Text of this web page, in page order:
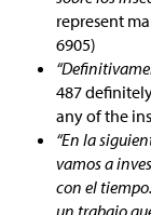
represent
6905)
487
any of the
“En la
vamos a
con el